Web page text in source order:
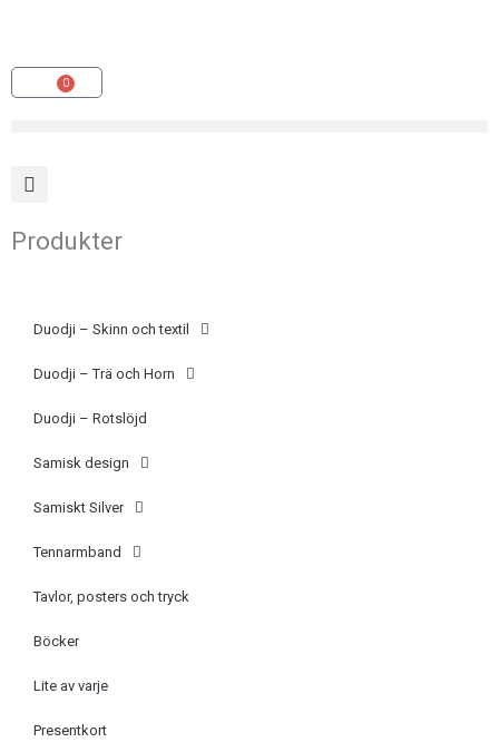
innehåll
0
Varukorg
Produkter
Duodji – Skinn och textil
Duodji – Trä och Horn
Duodji – Rotslöjd
Samisk design
Samiskt Silver
Tennarmband
Tavlor, posters och tryck
Böcker
Lite av varje
Presentkort